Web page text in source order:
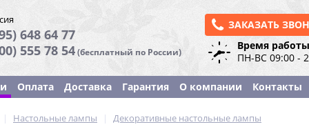
648 64 77
555 78 54(бесплатный по России)
ЗАКАЗАТЬ
Время
ПН-ВС 09:00 -
Оплата Доставка Гарантия О компании Контакты
| Настольные лампы | Декоративные настольные лампы